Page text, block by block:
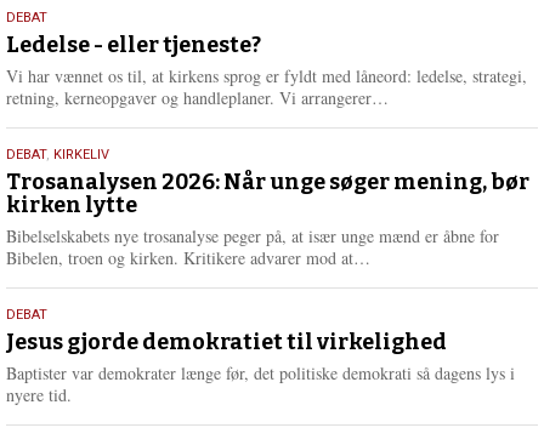
e
r
e
10.
juni
2026
DEBAT
Ledelse - eller tjeneste?
Vi har vænnet os til, at kirkens sprog er fyldt med låneord: ledelse, strategi,
retning, kerneopgaver og handleplaner. Vi arrangerer…
e
2.
juni
2026
DEBAT, KIRKELIV
Trosanalysen 2026: Når unge søger mening, bør
kirken lytte
Bibelselskabets nye trosanalyse peger på, at især unge mænd er åbne for
Bibelen, troen og kirken. Kritikere advarer mod at…
e
r
18.
maj
2026
DEBAT
Jesus gjorde demokratiet til virkelighed
Baptister var demokrater længe før, det politiske demokrati så dagens lys i
nyere tid.